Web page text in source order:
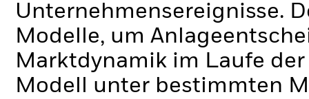
Unternehmensereignisse.
Modelle, um
Marktdynamik im Laufe
Modell unter bestimmten